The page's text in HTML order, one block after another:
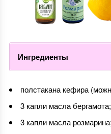
Ингредиенты
полстакана кефира
3 капли масла бергамота;
3 капли масла розмарина;